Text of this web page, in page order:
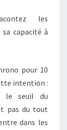
les
capacité à
pour 10
intention :
le seuil du
pas du tout
dans les